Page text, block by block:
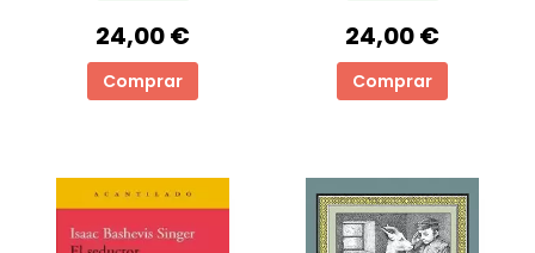
24,00 €
Comprar
24,00 €
Comprar